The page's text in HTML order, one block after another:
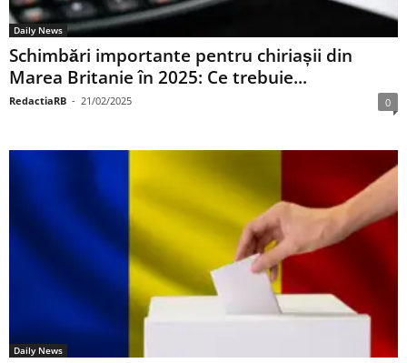
Daily News
Schimbări importante pentru chiriașii din
Marea Britanie în 2025: Ce trebuie...
RedactiaRB - 21/02/2025 0
Daily News